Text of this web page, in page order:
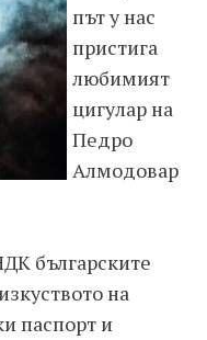
път у нас
пристига
любимият
цигулар на
Педро
Алмодовар
българските
на
паспорт и